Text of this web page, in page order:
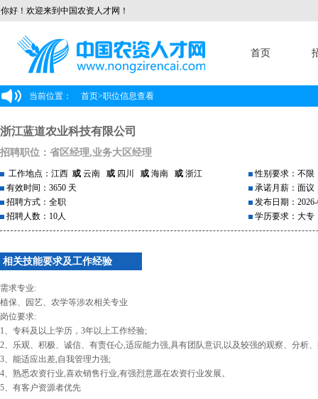
你好！欢迎来到中国农资人才网！
首页
当前位置： 首页>职位信息查看
浙江蓝道农业科技有限公司
招聘职位：省区经理,业务大区经理
工作地点：江西 或 云南 或 四川 或 海南 或 浙江
有效时间：3650 天
招聘方式：全职
招聘人数：10人
性别要求：不限
承诺月薪：面议
发布日期：
学历要求：大专
相关技能要求及工作经验
需求专业:
植保、园艺、农学等涉农相关专业
岗位要求:
1、专科及以上学历，3年以上工作经验;
2、乐观、积极、诚信、有责任心,适应能力强,具有团队意识,以及较强的观察、分析
3、能适应出差,自我管理力强;
4、熟悉农资行业,喜欢销售行业,有强烈意愿在农资行业发展。
5、有客户资源者优先